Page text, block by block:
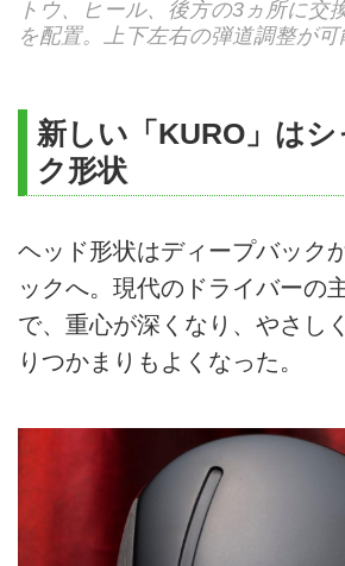
トウ、ヒール、後方の3ヵ所に交
を配置。上下左右の弾道調整が
新しい「KURO」はシ
ク形状
ヘッド形状はディープバック
ックへ。現代のドライバーの
で、重心が深くなり、やさし
りつかまりもよくなった。